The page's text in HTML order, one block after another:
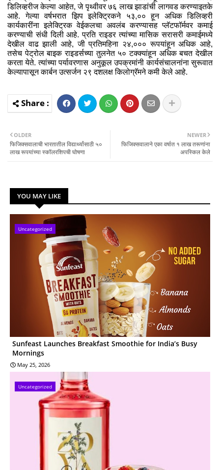
डिलिव्‍हरीज केल्‍या आहेत, जे पृथ्‍वीवर ७६ लाख झाडांची लागवड करण्‍याइतके
आहे. गेल्‍या वर्षभरात झिप इलेक्ट्रिकने ५३,०० हून अधिक डिलिव्‍हरी
कार्यकारींना इलेक्ट्रिक वेईकलचा अवलंब करण्‍यासह प्‍लॅटफॉर्मवर कमाई
करण्‍याची संधी दिली आहे. प्रति राइडर त्‍यांच्‍या मासिक सरासरी कमाईमध्‍ये
देखील वाढ झाली आहे, जी प्रतिमहिना २४,००० रूपयांहून अधिक आहे,
तसेच पेट्रोल बाइक राइडर्सच्‍या तुलनेत ५० टक्‍क्‍यांहून अधिक बचत देखील
करता येते. त्‍यांच्‍या पर्यावरणास अनुकूल उपक्रमांनी कार्यसंचालनांना सुरूवात
केल्‍यापासून कार्बन उत्‍सर्जन २९ दशलक्ष किलोग्रॅमने कमी केले आहे.
NEWER
फिजिक्‍सवालाने एका वर्षात १ लाख तरूणांना
अपस्किल केले
OLDER
फिजिक्‍सवालाची भारतातील विद्यार्थ्‍यांसाठी ५०
लाख रूपयांच्‍या स्‍कॉलरशिपची घोषणा
YOU MAY LIKE
Uncategorized
Sunfeast Launches Breakfast Smoothie for India’s Busy
Mornings
May 25, 2026
Uncategorized